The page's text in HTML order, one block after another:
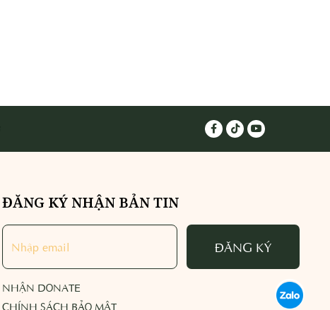
ĐĂNG KÝ NHẬN BẢN TIN
ĐĂNG KÝ
NHẬN DONATE
CHÍNH SÁCH BẢO MẬT